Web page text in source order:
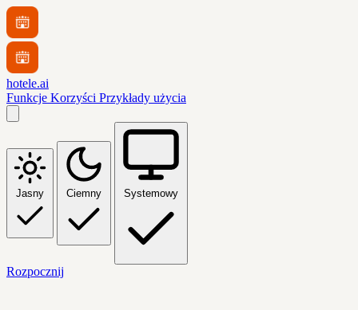
hotele.ai
Funkcje Korzyści Przykłady użycia
Jasny Ciemny Systemowy
Rozpocznij